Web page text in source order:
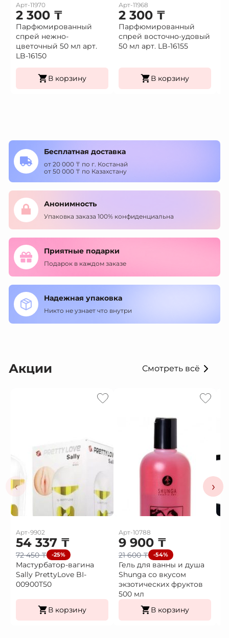
Арт-11970
2 300 ₸
Парфюмированный
спрей нежно-
цветочный 50 мл арт.
LB-16150
В корзину
Арт-11968
2 300 ₸
Парфюмированный
спрей восточно-удовый
50 мл арт. LB-16155
В корзину
Бесплатная доставка
от 20 000 ₸ по г. Костанай
от 50 000 ₸ по Казахстану
Анонимность
Упаковка заказа 100% конфиденциальна
Приятные подарки
Подарок в каждом заказе
Надежная упаковка
Никто не узнает что внутри
Акции Смотреть всё
‹
Арт-9902
54 337 ₸
72 450₸ -25%
Мастурбатор-вагина
Sally PrettyLove BI-
00900T50
В корзину
Арт-10788
9 900 ₸
21 600₸ -54%
Гель для ванны и душа
Shunga со вкусом
экзотических фруктов
500 мл
В корзину
›